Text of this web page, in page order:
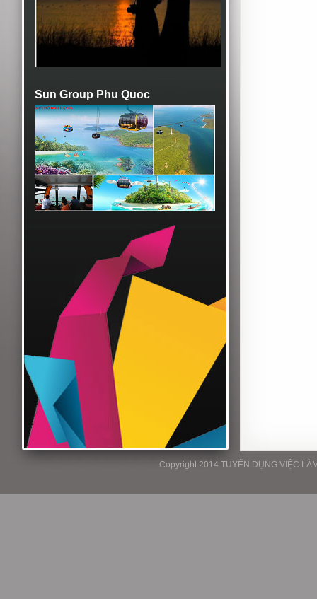
Sun Group Phu Quoc
Copyright 2014 TUYỂN DỤNG VIỆC